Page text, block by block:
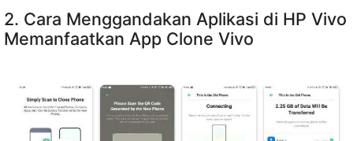
2. Cara Menggandakan Aplikasi di HP Vivo
Memanfaatkan App Clone Vivo